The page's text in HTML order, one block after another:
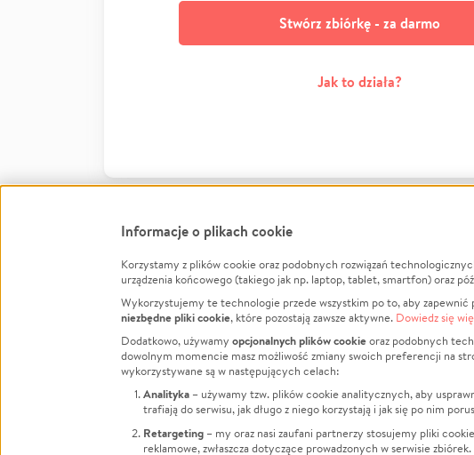
Stwórz zbiórkę - za darmo
Jak to działa?
FacebookTwitter Instagram
LinkedInTikTok Youtube
Informacje
Jak to działa?
Regulamin
Polityka
Kontakt
Porównanie
Polityka plików
Informacje o plikach cookie
Korzystamy z plików cookie oraz podobnych rozwiązań
urządzenia końcowego (takiego jak np. laptop, tablet, smartfon) oraz
Wykorzystujemy te technologie przede wszystkim po to, aby zapewnić
niezbędne pliki cookie, które pozostają zawsze aktywne. Dowiedz się
Dodatkowo, używamy opcjonalnych plików cookieoraz podobnych
dowolnym momencie masz możliwość zmiany swoich preferencji na
wykorzystywane są w następujących celach:
Analityka – używamy tzw. plików cookie analitycznych, aby
trafiają do serwisu, jak długo z niego korzystają i jak się po nim
Retargeting – my oraz nasi zaufani partnerzy stosujemy pliki
reklamowe, zwłaszcza dotyczące prowadzonych w serwisie zbiórek.